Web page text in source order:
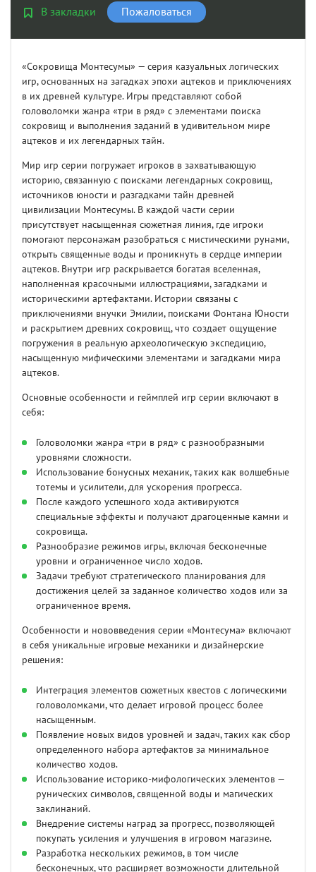
В закладки Пожаловаться
«Сокровища Монтесумы» — серия казуальных логических
игр, основанных на загадках эпохи ацтеков и приключениях
в их древней культуре. Игры представляют собой
головоломки жанра «три в ряд» с элементами поиска
сокровищ и выполнения заданий в удивительном мире
ацтеков и их легендарных тайн.
Мир игр серии погружает игроков в захватывающую
историю, связанную с поисками легендарных сокровищ,
источников юности и разгадками тайн древней
цивилизации Монтесумы. В каждой части серии
присутствует насыщенная сюжетная линия, где игроки
помогают персонажам разобраться с мистическими рунами,
открыть священные воды и проникнуть в сердце империи
ацтеков. Внутри игр раскрывается богатая вселенная,
наполненная красочными иллюстрациями, загадками и
историческими артефактами. Истории связаны с
приключениями внучки Эмилии, поисками Фонтана Юности
и раскрытием древних сокровищ, что создает ощущение
погружения в реальную археологическую экспедицию,
насыщенную мифическими элементами и загадками мира
ацтеков.
Основные особенности и геймплей игр серии включают в
себя:
Головоломки жанра «три в ряд» с разнообразными
уровнями сложности.
Использование бонусных механик, таких как волшебные
тотемы и усилители, для ускорения прогресса.
После каждого успешного хода активируются
специальные эффекты и получают драгоценные камни и
сокровища.
Разнообразие режимов игры, включая бесконечные
уровни и ограниченное число ходов.
Задачи требуют стратегического планирования для
достижения целей за заданное количество ходов или за
ограниченное время.
Особенности и нововведения серии «Монтесума» включают
в себя уникальные игровые механики и дизайнерские
решения:
Интеграция элементов сюжетных квестов с логическими
головоломками, что делает игровой процесс более
насыщенным.
Появление новых видов уровней и задач, таких как сбор
определенного набора артефактов за минимальное
количество ходов.
Использование историко-мифологических элементов —
рунических символов, священной воды и магических
заклинаний.
Внедрение системы наград за прогресс, позволяющей
покупать усиления и улучшения в игровом магазине.
Разработка нескольких режимов, в том числе
бесконечных, что расширяет возможности длительной